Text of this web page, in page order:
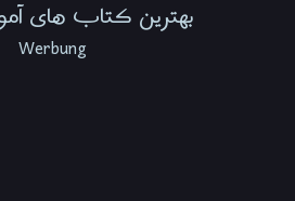
بهترین کتاب های
Werbung